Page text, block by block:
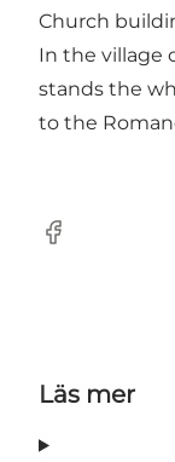
Church
In the village
stands the
to the
Facebook
Läs mer